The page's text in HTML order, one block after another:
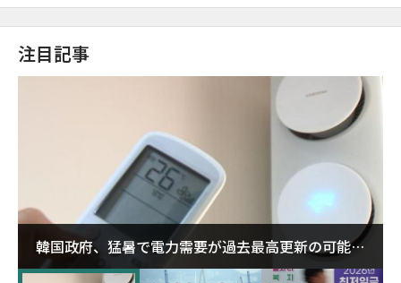
注目記事
韓国政府、猛暑で電力需要が過去最高更新の可能性